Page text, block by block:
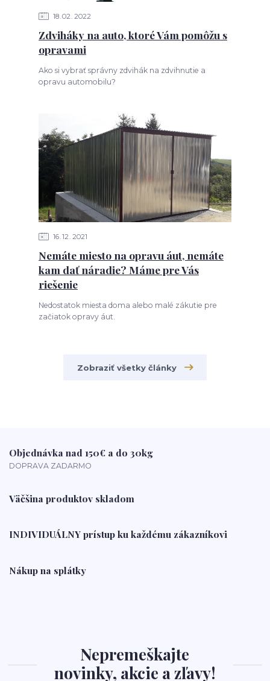
18 02 2022
Zdviháky na auto, ktoré Vám pomôžu s
opravami
Ako si vybrať správny zdvihák na zdvihnutie a
opravu automobilu?
16 12 2021
Nemáte miesto na opravu áut, nemáte
kam dať náradie? Máme pre Vás
riešenie
Nedostatok miesta doma alebo malé zákutie pre
začiatok opravy áut.
Zobraziť všetky články
Objednávka nad 150€ a do 30kg
DOPRAVA ZADARMO
Väčšina produktov skladom
INDIVIDUÁLNY prístup ku každému zákazníkovi
Nákup na splátky
Nepremeškajte
novinky, akcie a zľavy!